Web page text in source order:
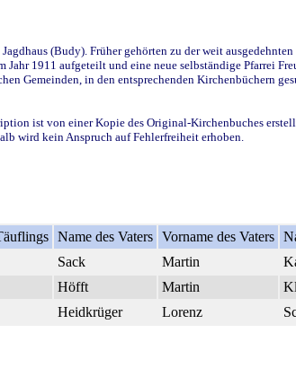
(Budy). Früher gehörten zu der weit
1911 aufgeteilt und eine neue selbständige Pfarrei
Gemeinden, in den entsprechenden Kirchenbüchern
ist von einer Kopie des Original-Kirchenbuches
wird kein Anspruch auf Fehlerfreiheit erhoben.
Name des Vaters Vorname des Vaters
Sack Martin
Höfft Martin
Heidkrüger Lorenz